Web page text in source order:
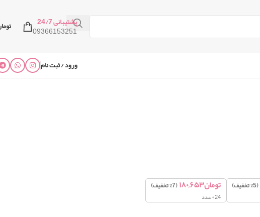
پشتیبانی 24/7
09366153251
ورود / ثبت نام
(5% تخفیف) تومان۱۸۰,۶۵۳(7% تخفیف)
24+ عدد